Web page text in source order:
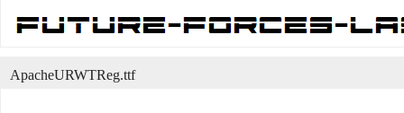
ApacheURWTReg.ttf